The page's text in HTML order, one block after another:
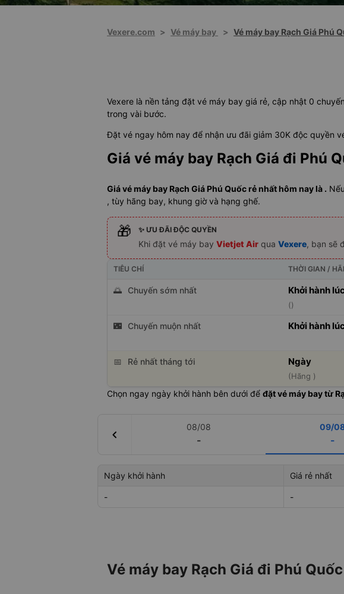
Vexere.com > Vé máy bay > Vé máy bay Rạch Giá Phú
Vexere là nền tảng đặt vé máy bay giá rẻ, cập nhật 0
trong vài bước.
Đặt vé ngay hôm nay để nhận ưu đãi giảm 30K độc quyền
Giá vé máy bay Rạch Giá đi Phú
Giá vé máy bay Rạch Giá Phú Quốc rẻ nhất hôm nay là .
, tùy hãng bay, khung giờ và hạng ghế.
🎁 ✨ ƯU ĐÃI ĐỘC QUYỀN
Khi đặt vé máy bay Vietjet Air qua Vexere, bạn sẽ
TIÊU CHÍ THỜI GIAN /
🌅 Chuyến sớm nhất Khởi hành lúc
()
🌃 Chuyến muộn nhất Khởi hành lúc
📅 Rẻ nhất tháng tới Ngày
(Hãng )
Chọn ngay ngày khởi hành bên dưới để đặt vé máy bay từ
chevron_left
08/08
-
09/
-
Ngày khởi hành Giá rẻ nhất
- -
Vé máy bay Rạch Giá đi Phú